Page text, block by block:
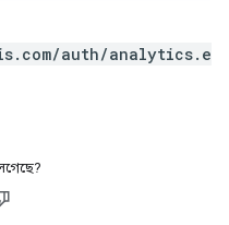
auth/analytics.e